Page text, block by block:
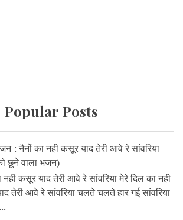
Popular Posts
: नैनों का नही कसूर याद तेरी आवे रे सांवरिया
छूने वाला भजन)
नही कसूर याद तेरी आवे रे सांवरिया मेरे दिल का नही
तेरी आवे रे सांवरिया चलते चलते हार गई सांवरिया